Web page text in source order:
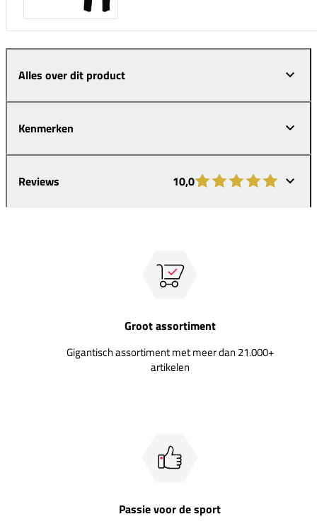
Alles over dit product
Kenmerken
Reviews 10,0
Groot assortiment
Gigantisch assortiment met meer dan 21.000+
artikelen
Passie voor de sport